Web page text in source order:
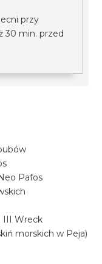
przy
30 min. przed
Pafos
III Wreck
morskich w Peja)